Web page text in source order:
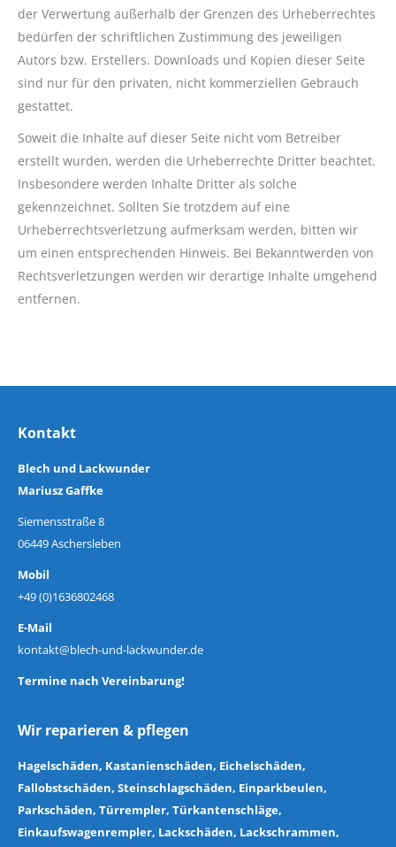
der Verwertung außerhalb der Grenzen des Urheberrechtes
bedürfen der schriftlichen Zustimmung des jeweiligen
Autors bzw. Erstellers. Downloads und Kopien dieser Seite
sind nur für den privaten, nicht kommerziellen Gebrauch
gestattet.
Soweit die Inhalte auf dieser Seite nicht vom Betreiber
erstellt wurden, werden die Urheberrechte Dritter beachtet.
Insbesondere werden Inhalte Dritter als solche
gekennzeichnet. Sollten Sie trotzdem auf eine
Urheberrechtsverletzung aufmerksam werden, bitten wir
um einen entsprechenden Hinweis. Bei Bekanntwerden von
Rechtsverletzungen werden wir derartige Inhalte umgehend
entfernen.
Kontakt
Blech und Lackwunder
Mariusz Gaffke
Siemensstraße 8
06449 Aschersleben
Mobil
+49 (0)1636802468
E-Mail
kontakt@blech-und-lackwunder.de
Termine nach Vereinbarung!
Wir reparieren & pflegen
Hagelschäden, Kastanienschäden, Eichelschäden,
Fallobstschäden, Steinschlagschäden, Einparkbeulen,
Parkschäden, Türrempler, Türkantenschläge,
Einkaufswagenrempler, Lackschäden, Lackschrammen,